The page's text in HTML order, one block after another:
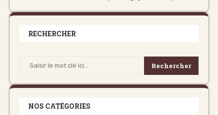
RECHERCHER
Rechercher
NOS CATÉGORIES